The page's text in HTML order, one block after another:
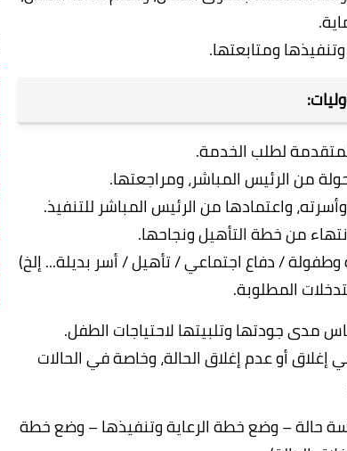
ومتابعتها.
لطلب الخدمة.
من الرئيس المباشر، ومراجعتها.
واعتمادها من الرئيس المباشر للتنفيذ.
من خطة التأهيل ونجاحها.
/ دفاع اجتماعي / تأهيل / أسر بديلة... إلخ)
المطلوبة.
مدى جودتها وتلبيتها لاحتياجات الطفل.
أو عدم إغلاق الحالة، وخاصة في الحالات
حالة – وضع خطة الرعاية وتنفيذها – وضع خطة